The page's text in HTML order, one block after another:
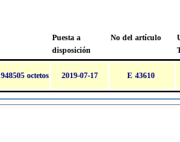
Puesta a
disposición
No del artículo
948505 octetos 2019-07-17 E 43610